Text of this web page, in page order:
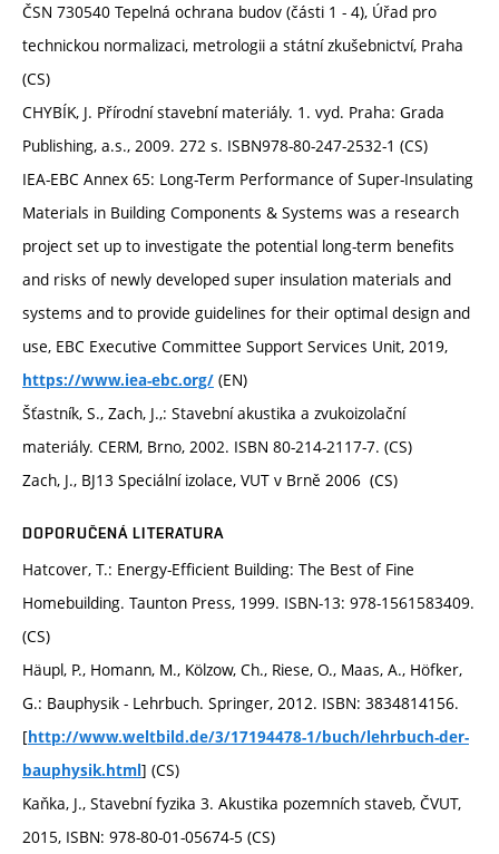
ČSN 730540 Tepelná ochrana budov (části 1 - 4), Úřad pro
technickou normalizaci, metrologii a státní zkušebnictví, Praha
(CS)
CHYBÍK, J. Přírodní stavební materiály. 1. vyd. Praha: Grada
Publishing, a.s., 2009. 272 s. ISBN978-80-247-2532-1 (CS)
IEA-EBC Annex 65: Long-Term Performance of Super-Insulating
Materials in Building Components & Systems was a research
project set up to investigate the potential long-term benefits
and risks of newly developed super insulation materials and
systems and to provide guidelines for their optimal design and
use, EBC Executive Committee Support Services Unit, 2019,
https://www.iea-ebc.org/ (EN)
Šťastník, S., Zach, J.,: Stavební akustika a zvukoizolační
materiály. CERM, Brno, 2002. ISBN 80-214-2117-7. (CS)
Zach, J., BJ13 Speciální izolace, VUT v Brně 2006 (CS)
DOPORUČENÁ LITERATURA
Hatcover, T.: Energy-Efficient Building: The Best of Fine
Homebuilding. Taunton Press, 1999. ISBN-13: 978-1561583409.
(CS)
Häupl, P., Homann, M., Kölzow, Ch., Riese, O., Maas, A., Höfker,
G.: Bauphysik - Lehrbuch. Springer, 2012. ISBN: 3834814156.
[http://www.weltbild.de/3/17194478-1/buch/lehrbuch-der-
bauphysik.html] (CS)
Kaňka, J., Stavební fyzika 3. Akustika pozemních staveb, ČVUT,
2015, ISBN: 978-80-01-05674-5 (CS)